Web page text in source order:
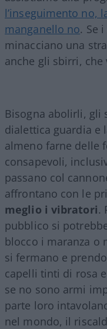
l’inseguimento no,
manganello no. Se
minacciano una
anche gli sbirri, che
Bisogna abolirli, gli
dialettica guardia e
almeno farne delle
consapevoli,
passano col
affrontano con le
meglio i vibratori.
pubblico si
blocco i maranza o
si fermano e
capelli tinti di rosa
se no sono armi
parte loro
nel mondo, il